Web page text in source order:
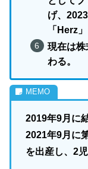
げ、
「Herz
現在は
わる。
2019年9月に
2021年9月に
を出産し、2